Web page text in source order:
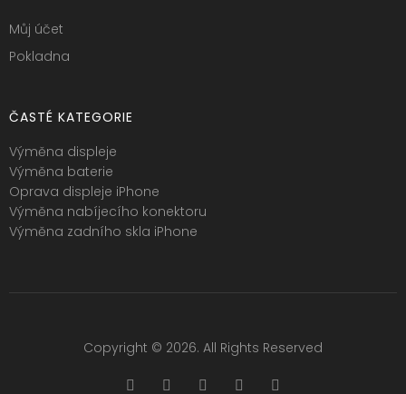
Můj účet
Pokladna
ČASTÉ KATEGORIE
Výměna displeje
Výměna baterie
Oprava displeje iPhone
Výměna nabíjecího konektoru
Výměna zadního skla iPhone
Copyright © 2026. All Rights Reserved